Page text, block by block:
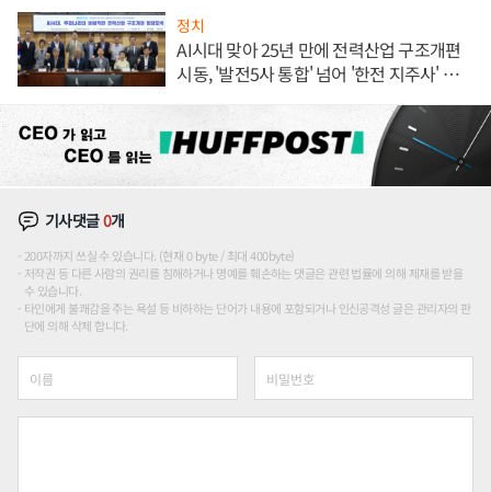
정치
AI시대 맞아 25년 만에 전력산업 구조개편
시동, '발전5사 통합' 넘어 '한전 지주사' 재편
기사댓글0개
200자까지 쓰실 수 있습니다. (현재 0 byte / 최대 400byte)
저작권 등 다른 사람의 권리를 침해하거나 명예를 훼손하는 댓글은 관련 법률에 의해 제재를 받을
수 있습니다.
타인에게 불쾌감을 주는 욕설 등 비하하는 단어가 내용에 포함되거나 인신공격성 글은 관리자의 판
단에 의해 삭제 합니다.